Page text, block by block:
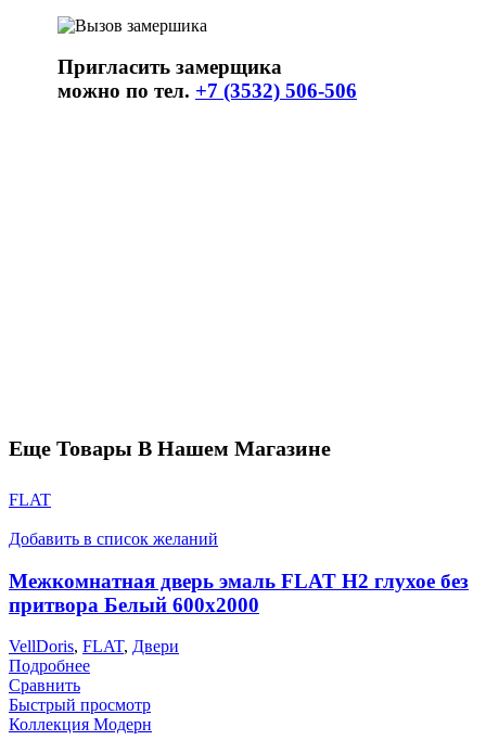
Пригласить замерщика
можно по тел. +7 (3532) 506-506
Еще Товары В Нашем Магазине
FLAT
Добавить в список желаний
Межкомнатная дверь эмаль FLAT H2 глухое без
притвора Белый 600х2000
VellDoris, FLAT, Двери
Подробнее
Сравнить
Быстрый просмотр
Коллекция Модерн